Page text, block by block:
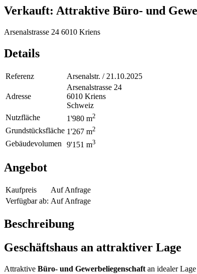
Verkauft: Attraktive Büro- und
Arsenalstrasse 24 6010 Kriens
Details
Referenz Arsenalstr. / 21.10.2025
Adresse
Arsenalstrasse 24
6010 Kriens
Schweiz
Nutzfläche
1'980 m2
Grundstücksfläche 1'267 m2
Gebäudevolumen 9'151 m3
Angebot
Kaufpreis
Auf Anfrage
Verfügbar ab: Auf Anfrage
Beschreibung
Geschäftshaus an attraktiver Lage
Attraktive Büro- und Gewerbeliegenschaft an idealer